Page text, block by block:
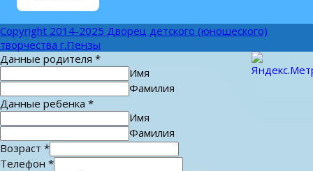
Copyright 2014-2025 Дворец детского (юношеского)
творчества г.Пензы
Данные родителя *
Имя
Фамилия
Данные ребенка *
Имя
Фамилия
Возраст *
Телефон *